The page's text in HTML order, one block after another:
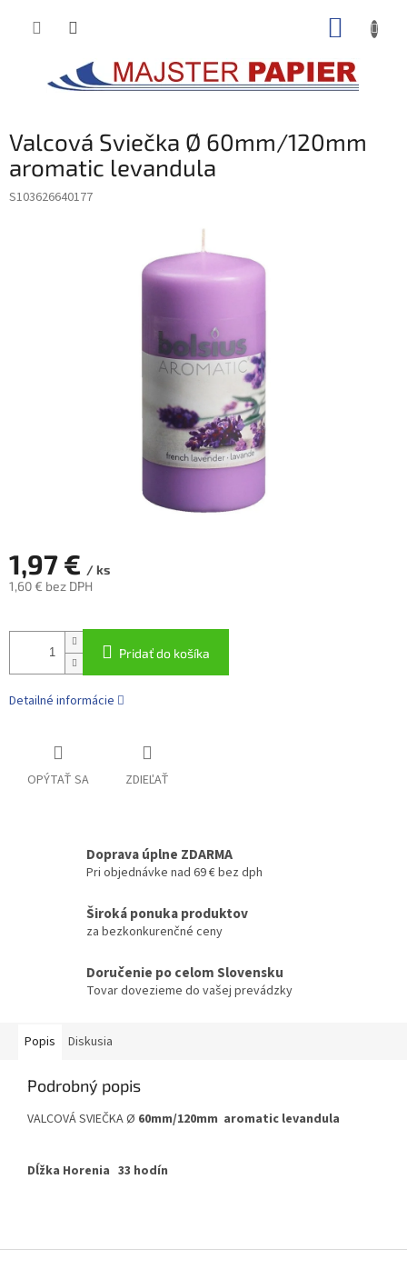
Valcová Sviečka Ø 60mm/120mm
aromatic levandula
S103626640177
1,97 € / ks
1,60 € bez DPH
cena:
Pridať do košíka
Detailné informácie
OPÝTAŤ SA ZDIEĽAŤ
Doprava úplne ZDARMA
Pri objednávke nad 69 € bez dph
Široká ponuka produktov
za bezkonkurenčné ceny
Doručenie po celom Slovensku
Tovar dovezieme do vašej prevádzky
Popis Diskusia
Podrobný popis
VALCOVÁ SVIEČKA Ø 60mm/120mm aromatic levandula
Dĺžka Horenia 33 hodín